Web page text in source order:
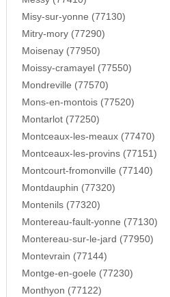
Misy-sur-yonne (77130)
Mitry-mory (77290)
Moisenay (77950)
Moissy-cramayel (77550)
Mondreville (77570)
Mons-en-montois (77520)
Montarlot (77250)
Montceaux-les-meaux (77470)
Montceaux-les-provins (77151)
Montcourt-fromonville (77140)
Montdauphin (77320)
Montenils (77320)
Montereau-fault-yonne (77130)
Montereau-sur-le-jard (77950)
Montevrain (77144)
Montge-en-goele (77230)
Monthyon (77122)